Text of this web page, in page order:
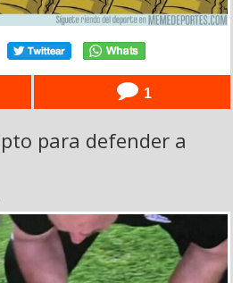
1
para defender a